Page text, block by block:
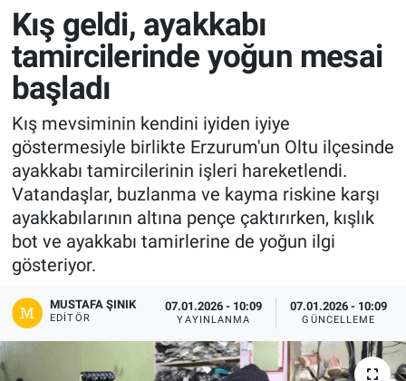
Kış geldi, ayakkabı
tamircilerinde yoğun mesai
başladı
Kış mevsiminin kendini iyiden iyiye
göstermesiyle birlikte Erzurum'un Oltu ilçesinde
ayakkabı tamircilerinin işleri hareketlendi.
Vatandaşlar, buzlanma ve kayma riskine karşı
ayakkabılarının altına pençe çaktırırken, kışlık
bot ve ayakkabı tamirlerine de yoğun ilgi
gösteriyor.
MUSTAFA ŞINIK
EDITÖR
07.01.2026 - 10:09
YAYINLANMA
07.01.2026 - 10:09
GÜNCELLEME
Eğitim
Ekonomi
Genel
Gündem
Kültür-Sanat
Magazin
Politika
Resmi İlanlar
Son Dakika Haberleri
Haber Arşivi